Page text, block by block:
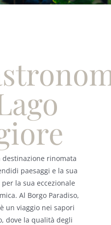
destinazione rinomata
paesaggi e la sua
la sua eccezionale
Al Borgo Paradiso,
un viaggio nei sapori
dove la qualità degli